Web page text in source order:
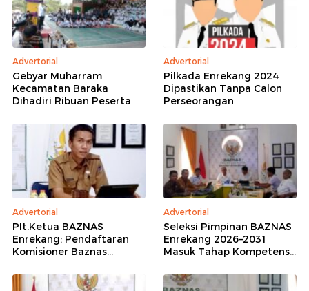
Advertorial
Gebyar Muharram
Kecamatan Baraka
Dihadiri Ribuan Peserta
Advertorial
Pilkada Enrekang 2024
Dipastikan Tanpa Calon
Perseorangan
Advertorial
Plt.Ketua BAZNAS
Enrekang: Pendaftaran
Komisioner Baznas
2031 Ditutup
Advertorial
Seleksi Pimpinan BAZNAS
Enrekang 2026–2031
Masuk Tahap Kompetensi,
Administrasi